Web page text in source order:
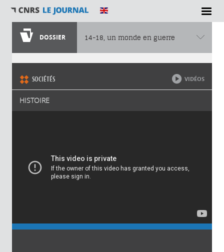
DOSSIER 14-18, un monde en guerre
Vous êtes ici
SOCIÉTÉS
HISTOIRE
VIDÉOS